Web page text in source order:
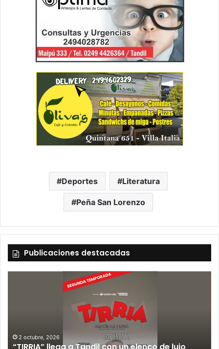
Deportes Literatura
Peña San Lorenzo
Publicaciones destacadas